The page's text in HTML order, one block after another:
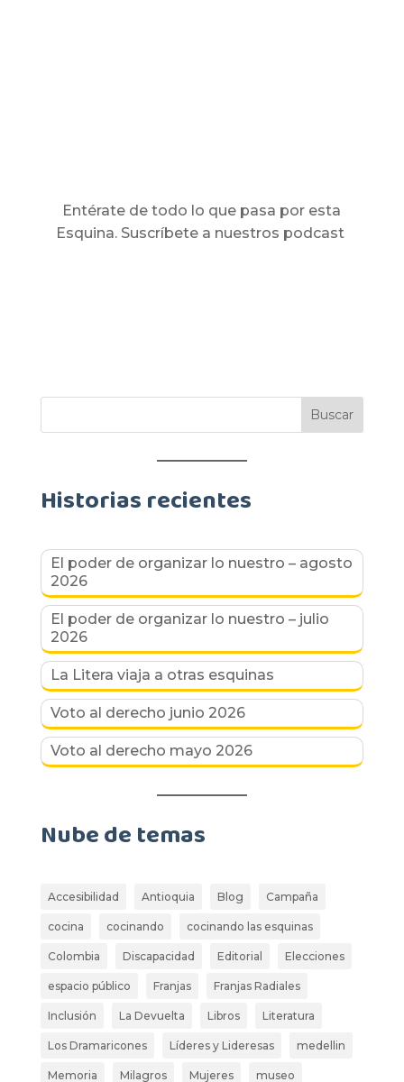
Entérate de todo lo que pasa por esta
Esquina. Suscríbete a nuestros podcast
Historias recientes
El poder de organizar lo nuestro – agosto
2026
El poder de organizar lo nuestro – julio
2026
La Litera viaja a otras esquinas
Voto al derecho junio 2026
Voto al derecho mayo 2026
Nube de temas
Accesibilidad Antioquia Blog Campaña
cocina cocinando cocinando las esquinas
Colombia Discapacidad Editorial Elecciones
espacio público Franjas Franjas Radiales
Inclusión La Devuelta Libros Literatura
Los Dramaricones Líderes y Lideresas medellin
Memoria Milagros Mujeres museo